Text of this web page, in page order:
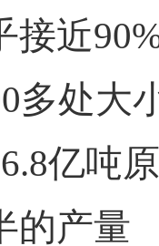
接近
多处大
亿吨
的产量